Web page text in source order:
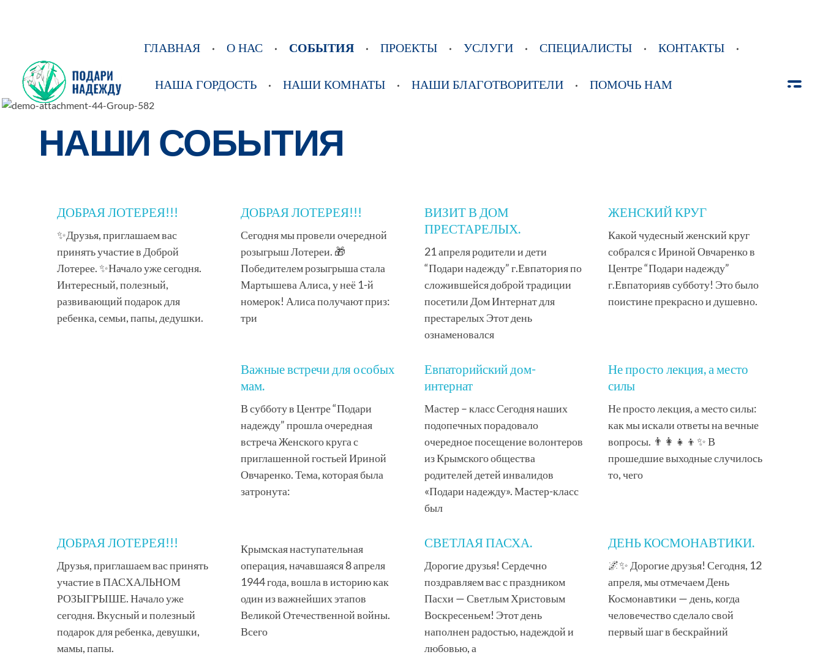
ГЛАВНАЯ О НАС СОБЫТИЯ ПРОЕКТЫ УСЛУГИ СПЕЦИАЛИСТЫ
КОНТАКТЫ
НАША ГОРДОСТЬ
НАШИ КОМНАТЫ НАШИ БЛАГОТВОРИТЕЛИ ПОМОЧЬ НАМ
РОО Подари надежду Евпатория
Региональная общественная организация «Крымское общество родителей детей-инвалидов «Подари надежду»
НАШИ СОБЫТИЯ
ДОБРАЯ ЛОТЕРЕЯ!!!
✨Друзья, приглашаем вас
принять участие в Доброй
Лотерее. ✨Начало уже сегодня.
Интересный, полезный,
развивающий подарок для
ребенка, семьи, папы, дедушки.
ДОБРАЯ ЛОТЕРЕЯ!!!
Сегодня мы провели очередной
розыгрыш Лотереи. 🎁
Победителем розыгрыша стала
Мартышева Алиса, у неё 1-й
номерок! Алиса получают приз:
три
ВИЗИТ В ДОМ
ПРЕСТАРЕЛЫХ.
21 апреля родители и дети
“Подари надежду” г.Евпатория по
сложившейся доброй традиции
посетили Дом Интернат для
престарелых Этот день
ознаменовался
ЖЕНСКИЙ КРУГ
Какой чудесный женский круг
собрался с Ириной Овчаренко в
Центре “Подари надежду”
г.Евпаторияв субботу! Это было
поистине прекрасно и душевно.
Важные встречи для особых
мам.
В субботу в Центре “Подари
надежду” прошла очередная
встреча Женского круга с
приглашенной гостьей Ириной
Овчаренко. Тема, которая была
затронута:
Евпаторийский дом-
интернат
Мастер – класс Сегодня наших
подопечных порадовало
очередное посещение волонтеров
из Крымского общества
родителей детей инвалидов
«Подари надежду». Мастер-класс
был
Не просто лекция, а место
силы
Не просто лекция, а место силы:
как мы искали ответы на вечные
вопросы. 👨‍👩‍👧‍👦✨ В
прошедшие выходные случилось
то, чего
ДОБРАЯ ЛОТЕРЕЯ!!!
Друзья, приглашаем вас принять
участие в ПАСХАЛЬНОМ
РОЗЫГРЫШЕ. Начало уже
сегодня. Вкусный и полезный
подарок для ребенка, девушки,
мамы, папы.
Крымская наступательная
операция, начавшаяся 8 апреля
1944 года, вошла в историю как
один из важнейших этапов
Великой Отечественной войны.
Всего
СВЕТЛАЯ ПАСХА.
Дорогие друзья! Сердечно
поздравляем вас с праздником
Пасхи — Светлым Христовым
Воскресеньем! Этот день
наполнен радостью, надеждой и
любовью, а
ДЕНЬ КОСМОНАВТИКИ.
🌌✨ Дорогие друзья! Сегодня, 12
апреля, мы отмечаем День
Космонавтики — день, когда
человечество сделало свой
первый шаг в бескрайний